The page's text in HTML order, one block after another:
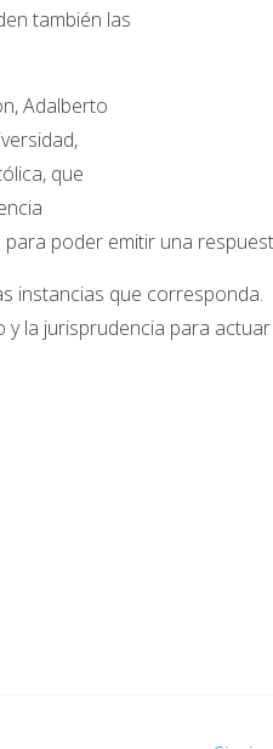
también las
Adalberto
que
para poder emitir una
instancias que corresponda.
y la jurisprudencia para actuar